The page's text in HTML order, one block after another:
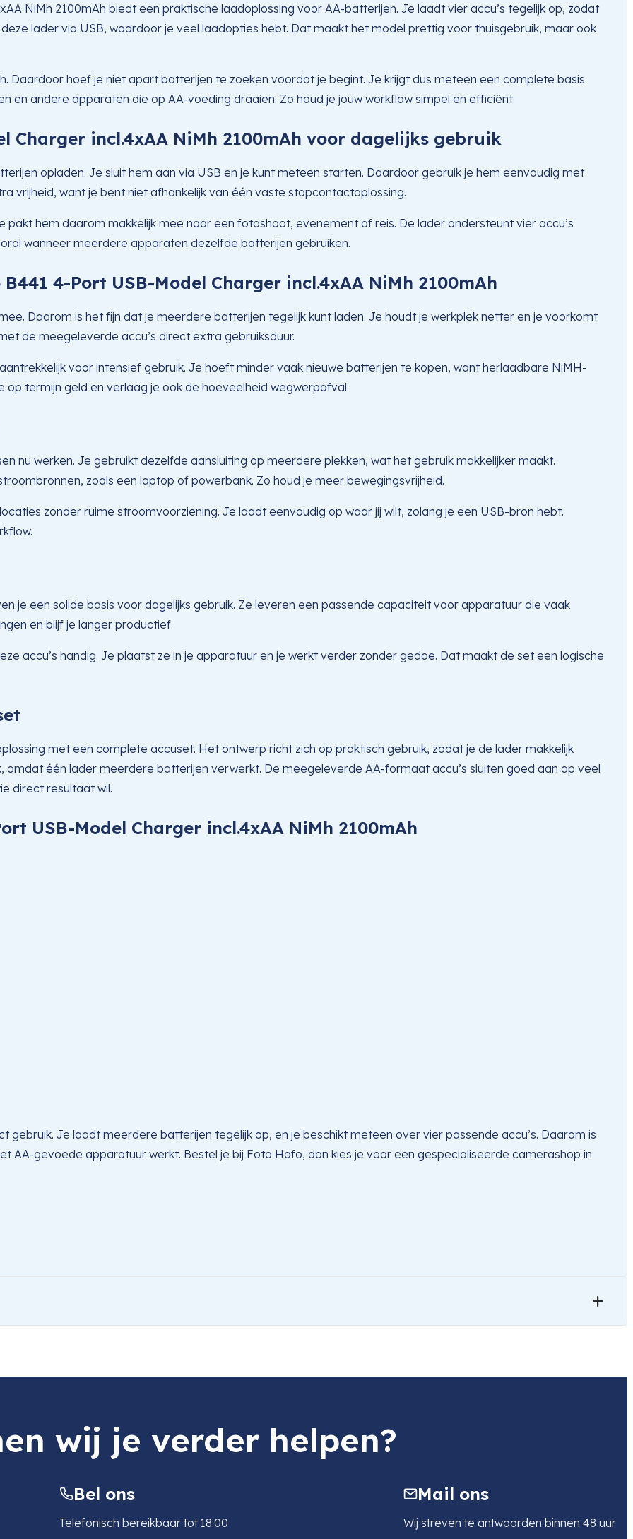
NiMh 2100mAh biedt een praktische laadoplossing voor AA-batterijen. Je laadt vier accu’s tegelijk op, zodat
lader via USB, waardoor je veel laadopties hebt. Dat maakt het model prettig voor thuisgebruik, maar ook
Daardoor hoef je niet apart batterijen te zoeken voordat je begint. Je krijgt dus meteen een complete basis
en andere apparaten die op AA-voeding draaien. Zo houd je jouw workflow simpel en efficiënt.
Charger incl.4xAA NiMh 2100mAh voor dagelijks gebruik
opladen. Je sluit hem aan via USB en je kunt meteen starten. Daardoor gebruik je hem eenvoudig met
vrijheid, want je bent niet afhankelijk van één vaste stopcontactoplossing.
hem daarom makkelijk mee naar een fotoshoot, evenement of reis. De lader ondersteunt vier accu’s
wanneer meerdere apparaten dezelfde batterijen gebruiken.
4-Port USB-Model Charger incl.4xAA NiMh 2100mAh
Daarom is het fijn dat je meerdere batterijen tegelijk kunt laden. Je houdt je werkplek netter en je voorkomt
de meegeleverde accu’s direct extra gebruiksduur.
voor intensief gebruik. Je hoeft minder vaak nieuwe batterijen te kopen, want herlaadbare NiMH-
op termijn geld en verlaag je ook de hoeveelheid wegwerpafval.
nu werken. Je gebruikt dezelfde aansluiting op meerdere plekken, wat het gebruik makkelijker maakt.
zoals een laptop of powerbank. Zo houd je meer bewegingsvrijheid.
zonder ruime stroomvoorziening. Je laadt eenvoudig op waar jij wilt, zolang je een USB-bron hebt.
je een solide basis voor dagelijks gebruik. Ze leveren een passende capaciteit voor apparatuur die vaak
en blijf je langer productief.
accu’s handig. Je plaatst ze in je apparatuur en je werkt verder zonder gedoe. Dat maakt de set een logische
met een complete accuset. Het ontwerp richt zich op praktisch gebruik, zodat je de lader makkelijk
omdat één lader meerdere batterijen verwerkt. De meegeleverde AA-formaat accu’s sluiten goed aan op veel
direct resultaat wil.
USB-Model Charger incl.4xAA NiMh 2100mAh
gebruik. Je laadt meerdere batterijen tegelijk op, en je beschikt meteen over vier passende accu’s. Daarom is
AA-gevoede apparatuur werkt. Bestel je bij Foto Hafo, dan kies je voor een gespecialiseerde camerashop in
wij je verder helpen?
Bel ons
Telefonisch bereikbaar tot 18:00
Mail ons
Wij streven te antwoorden binnen 48 uur